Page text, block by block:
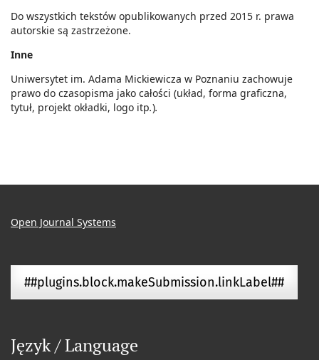
Do wszystkich tekstów opublikowanych przed 2015 r. prawa
autorskie są zastrzeżone.
Inne
Uniwersytet im. Adama Mickiewicza w Poznaniu zachowuje
prawo do czasopisma jako całości (układ, forma graficzna,
tytuł, projekt okładki, logo itp.).
Open Journal Systems
##plugins.block.makeSubmission.linkLabel##
Język / Language